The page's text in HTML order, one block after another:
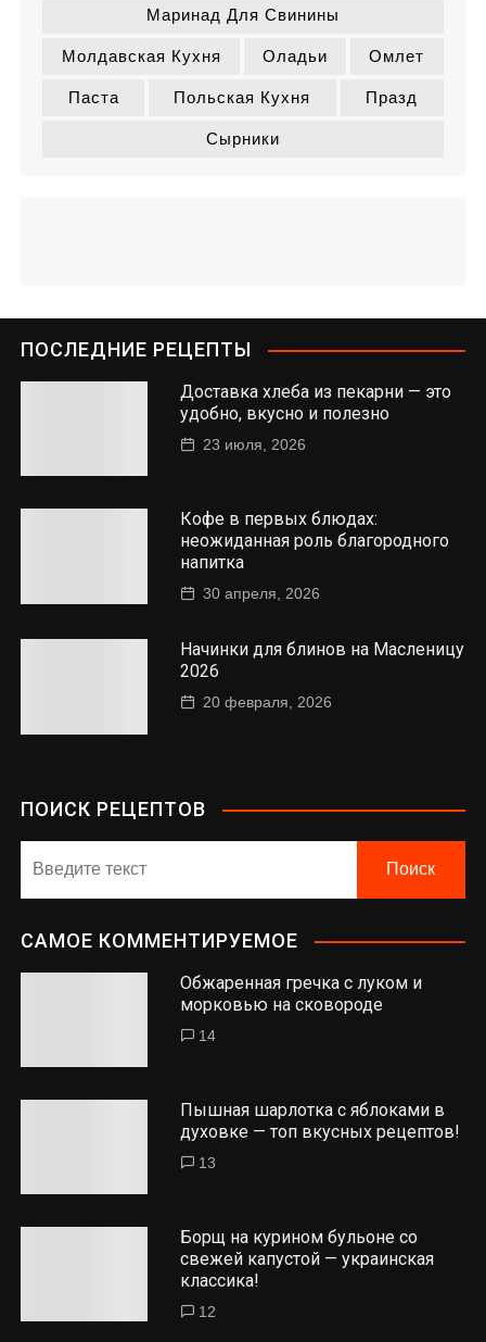
Маринад Для Свинины
Молдавская Кухня Оладьи Омлет
Паста Польская Кухня Празд
Сырники
ПОСЛЕДНИЕ РЕЦЕПТЫ
Доставка хлеба из пекарни — это
удобно, вкусно и полезно
23 июля, 2026
Кофе в первых блюдах:
неожиданная роль благородного
напитка
30 апреля, 2026
Начинки для блинов на Масленицу
2026
20 февраля, 2026
ПОИСК РЕЦЕПТОВ
САМОЕ КОММЕНТИРУЕМОЕ
Обжаренная гречка с луком и
морковью на сковороде
14
Пышная шарлотка с яблоками в
духовке — топ вкусных рецептов!
13
Борщ на курином бульоне со
свежей капустой — украинская
классика!
12